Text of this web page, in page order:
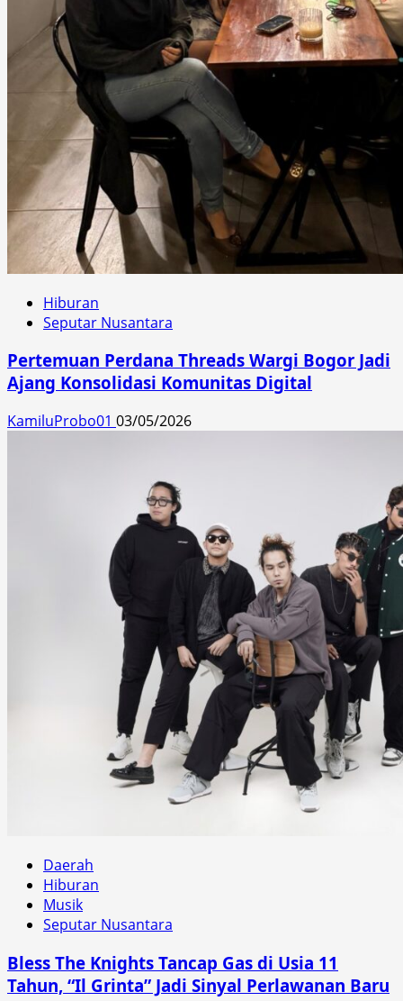
Hiburan
Seputar Nusantara
Pertemuan Perdana Threads Wargi Bogor Jadi
Ajang Konsolidasi Komunitas Digital
KamiluProbo01 03/05/2026
Daerah
Hiburan
Musik
Seputar Nusantara
Bless The Knights Tancap Gas di Usia 11
Tahun, “Il Grinta” Jadi Sinyal Perlawanan Baru